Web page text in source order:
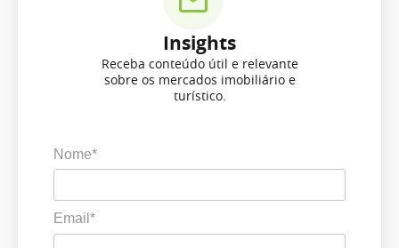
Insights
Receba conteúdo útil e relevante
sobre os mercados imobiliário e
turístico.
Nome*
Email*